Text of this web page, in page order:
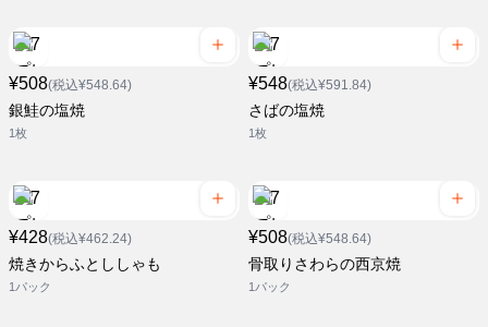
¥508(税込¥548.64)
銀鮭の塩焼
1枚
¥548(税込¥591.84)
さばの塩焼
1枚
¥428(税込¥462.24)
焼きからふとししゃも
1パック
¥508(税込¥548.64)
骨取りさわらの西京焼
1パック